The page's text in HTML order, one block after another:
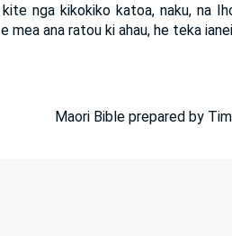
nga kikokiko katoa, naku, na
mea ana ratou ki ahau, he teka
Maori Bible prepared by